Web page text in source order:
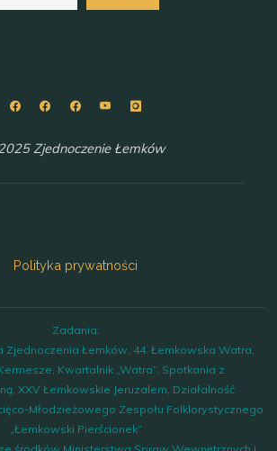
Zjednoczenie Łemków
Polityka prywatności
Zadania:
Zjednoczenia Łemków, 44. Łemkowska Watra,
Kwartalnik „Watra”, Spotkania z
XXV Łemkowskie Jeruzalem, Działalność
Młodzieżowego Zespołu Folklorystycznego
„Łemkowski Pierścionek”